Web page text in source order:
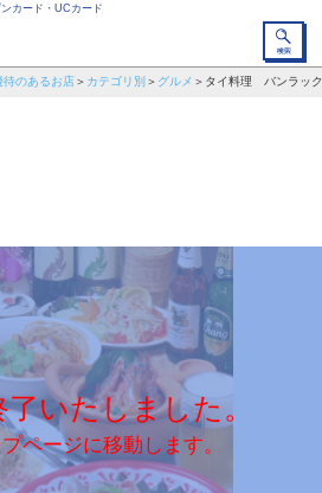
カード・UCカード
待のあるお店 カテゴリ別 グルメ タイ料理 バンラック
いたしました。
ページに移動します。